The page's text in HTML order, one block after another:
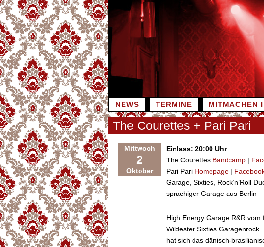
Zum
Inhalt
springen
NEWS TERMINE MITMACHEN
The Courettes + Pari Pari
Mittwoch
2
Oktober
Einlass: 20:00 Uhr
The Courettes Bandcamp |
Pari Pari Homepage |
Garage, Sixties, Rock’n’Roll
sprachiger Garage aus Berlin
High Energy Garage R&R vom
Wildester Sixties
hat sich das dänisch-